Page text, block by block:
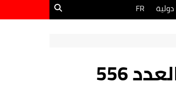
دولية FR
556